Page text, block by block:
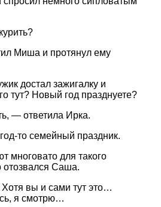
Миша и протянул ему
достал зажигалку и
тут? Новый год празднуете?
— ответила Ирка.
то семейный праздник.
многовато для такого
отозвался Саша.
вы и сами тут это…
я смотрю…